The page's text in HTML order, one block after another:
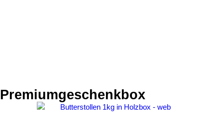
Premiumgeschenkbox